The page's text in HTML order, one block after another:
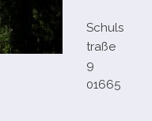
Schuls
traße
9
01665